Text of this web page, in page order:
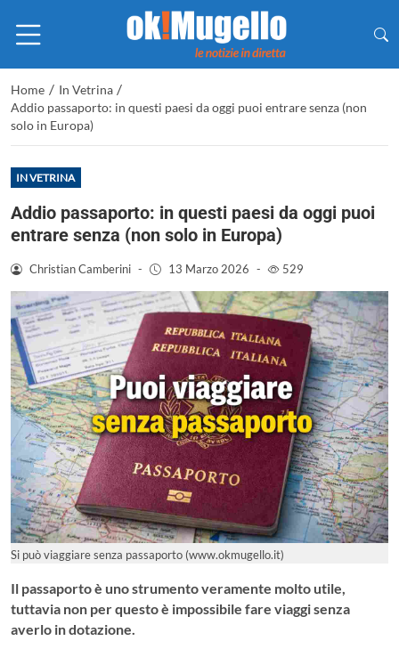
Home / In Vetrina /
Addio passaporto: in questi paesi da oggi puoi entrare senza (non
solo in Europa)
IN VETRINA
Addio passaporto: in questi paesi da oggi puoi
entrare senza (non solo in Europa)
Christian Camberini - 13 Marzo 2026 - 529
Si può viaggiare senza passaporto (www.okmugello.it)
Il passaporto è uno strumento veramente molto utile,
tuttavia non per questo è impossibile fare viaggi senza
averlo in dotazione.